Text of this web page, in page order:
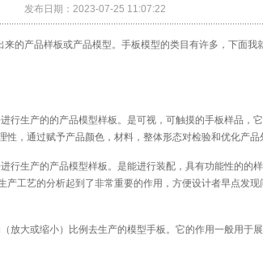
发布日期：2023-07-25 11:07:22
的产品样板或产品模型。手板模型的类目有许多，下面我
行生产的的产品模型样板。是可视，可触摸的手板样品，
，通过赋予产品颜色，材料，整体形态对检验和优化产品
行生产的产品模型样板。是能进行装配，具有功能性的的
产工艺的分析起到了非常重要的作用，方便设计者早点发
放大或缩小）比例去生产的模型手板。它的作用一般用于